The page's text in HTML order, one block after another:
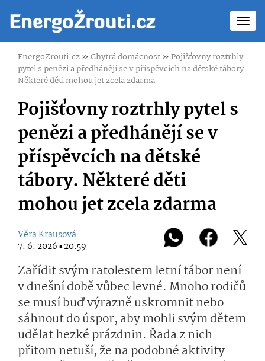
EnergoZrouti.cz»Chytrá domácnost»Pojišťovny roztrhly
pytel s penězi a předhánějí se v příspěvcích na dětské tábory.
Některé děti mohou jet zcela zdarma
Pojišťovny roztrhly pytel s
penězi a předhánějí se v
příspěvcích na dětské
tábory. Některé děti
mohou jet zcela zdarma
Věra Krausová
7. 6. 2026 ▪ 20:59
Zařídit svým ratolestem letní tábor není
v dnešní době vůbec levné. Mnoho rodičů
se musí buď výrazně uskromnit nebo
sáhnout do úspor, aby mohli svým dětem
udělat hezké prázdnin. Řada z nich
přitom netuší, že na podobné aktivity